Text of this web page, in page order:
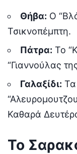
Θήβα: Ο
Τσικνοπέμπτη.
Πάτρα: Το
“Γιαννούλας
Γαλαξίδι: Τα
Καθαρά
Το